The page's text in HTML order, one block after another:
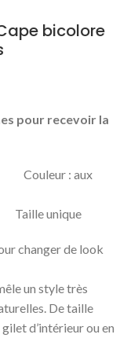
bicolore
pour recevoir la
: aux
unique
changer de look
un style très
De taille
d’intérieur ou en